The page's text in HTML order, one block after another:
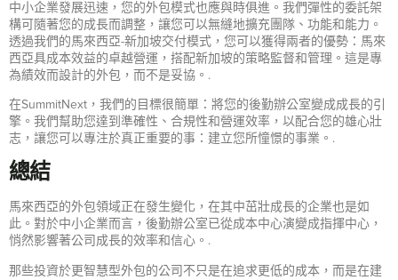
中小企業發展迅速，您的外包模式也應與時俱進。我們彈性的委託架
構可隨著您的成長而調整，讓您可以無縫地擴充團隊、功能和能力。
透過我們的馬來西亞-新加坡交付模式，您可以獲得兩者的優勢：馬來
西亞具成本效益的卓越營運，搭配新加坡的策略監督和管理。這是專
為績效而設計的外包，而不是妥協。.
在SummitNext，我們的目標很簡單：將您的後勤辦公室變成成長的引
擎。我們幫助您達到準確性、合規性和營運效率，以配合您的雄心壯
志，讓您可以專注於真正重要的事：建立您所憧憬的事業。.
總結
馬來西亞的外包領域正在發生變化，在其中茁壯成長的企業也是如
此。對於中小企業而言，後勤辦公室已從成本中心演變成指揮中心，
悄然影響著公司成長的效率和信心。.
那些投資於更智慧型外包的公司不只是在追求更低的成本，而是在建